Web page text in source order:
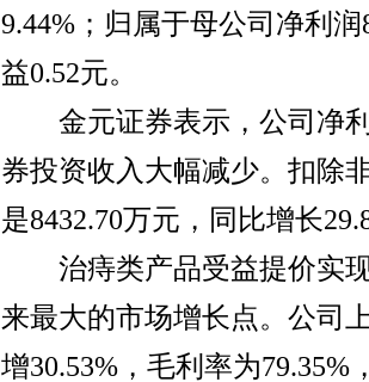
9.44%；归属于母公司净利
益0.52元。
金元证券表示，公司净利
券投资收入大幅减少。扣除
是8432.70万元，同比增长
治痔类产品受益提价实现
来最大的市场增长点。公司
增30.53%，毛利率为